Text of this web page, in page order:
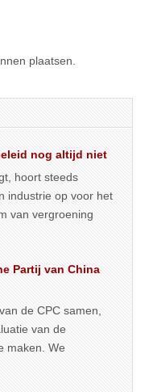
plaatsen.
nog altijd niet
hoort steeds
industrie op voor het
van vergroening
Partij van China
de CPC samen,
van de
maken. We